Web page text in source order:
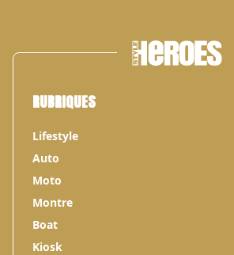
RUBRIQUES
Lifestyle
Auto
Moto
Montre
Boat
Kiosk